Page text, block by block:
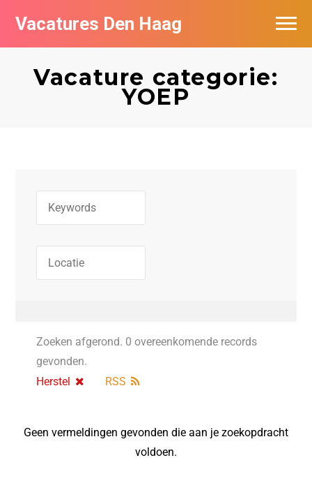
Vacatures Den Haag
Vacature categorie:
YOEP
Zoeken afgerond. 0 overeenkomende records
gevonden.
Herstel
RSS
Geen vermeldingen gevonden die aan je zoekopdracht
voldoen.
Vacatures per bedrijf in Den Haag
Populair